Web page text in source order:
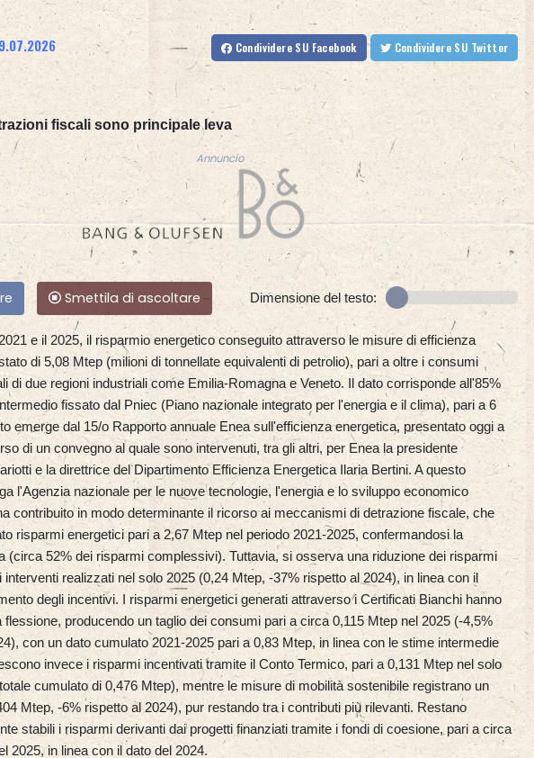
Condividere SU Facebook Condividere SU Twitter
fiscali sono principale leva
Annuncio
Smettila di ascoltare Dimensione del testo:
e il 2025, il risparmio energetico conseguito attraverso le misure di efficienza
di 5,08 Mtep (milioni di tonnellate equivalenti di petrolio), pari a oltre i consumi
di due regioni industriali come Emilia-Romagna e Veneto. Il dato corrisponde all'85%
fissato dal Pniec (Piano nazionale integrato per l'energia e il clima), pari a 6
emerge dal 15/o Rapporto annuale Enea sull'efficienza energetica, presentato oggi a
di un convegno al quale sono intervenuti, tra gli altri, per Enea la presidente
e la direttrice del Dipartimento Efficienza Energetica Ilaria Bertini. A questo
l'Agenzia nazionale per le nuove tecnologie, l'energia e lo sviluppo economico
contribuito in modo determinante il ricorso ai meccanismi di detrazione fiscale, che
risparmi energetici pari a 2,67 Mtep nel periodo 2021-2025, confermandosi la
(circa 52% dei risparmi complessivi). Tuttavia, si osserva una riduzione dei risparmi
interventi realizzati nel solo 2025 (0,24 Mtep, -37% rispetto al 2024), in linea con il
degli incentivi. I risparmi energetici generati attraverso i Certificati Bianchi hanno
flessione, producendo un taglio dei consumi pari a circa 0,115 Mtep nel 2025 (-4,5%
con un dato cumulato 2021-2025 pari a 0,83 Mtep, in linea con le stime intermedie
invece i risparmi incentivati tramite il Conto Termico, pari a 0,131 Mtep nel solo
cumulato di 0,476 Mtep), mentre le misure di mobilità sostenibile registrano un
Mtep, -6% rispetto al 2024), pur restando tra i contributi più rilevanti. Restano
stabili i risparmi derivanti dai progetti finanziati tramite i fondi di coesione, pari a circa
2025, in linea con il dato del 2024.